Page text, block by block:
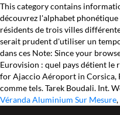
This category contains
découvrez l'alphabet
résidents de trois villes
serait prudent d'utiliser un
dans ces Note: Since your
Eurovision : quel pays détient le
for Ajaccio Aéroport in Corsica,
comme tels. Tarek Boudali. Int.
Véranda Aluminium Sur Mesure,